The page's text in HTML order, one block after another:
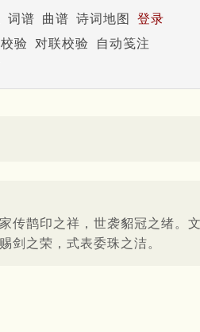
词谱 曲谱 诗词地图
登录
验 对联校验
自动笺注
鹊印之祥，世袭貂冠之绪。
剑之荣，式表委珠之洁。